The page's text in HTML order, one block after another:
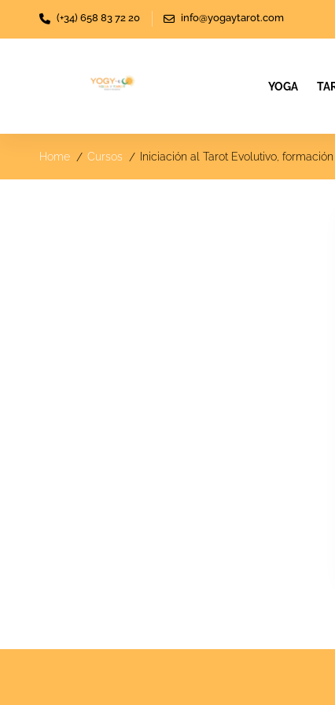
(+34) 658 83 72 20 info@yogaytarot.com
YOGA
Home Cursos Iniciación al Tarot Evolutivo,